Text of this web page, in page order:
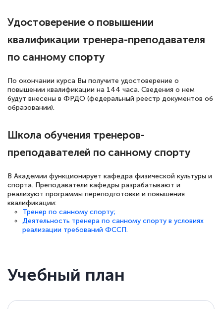
аттестации, проблем не возникло ни на
каком этапе…
Удостоверение о повышении
квалификации тренера-преподавателя
по санному спорту
По окончании курса Вы получите удостоверение о
повышении квалификации на 144 часа. Сведения о нем
будут внесены в ФРДО (федеральный реестр документов об
образовании).
Школа обучения тренеров-
преподавателей по санному спорту
В Академии функционирует кафедра физической культуры и
спорта. Преподаватели кафедры разрабатывают и
реализуют программы переподготовки и повышения
квалификации:
Тренер по санному спорту;
Деятельность тренера по санному спорту в условиях
реализации требований ФССП.
Учебный план